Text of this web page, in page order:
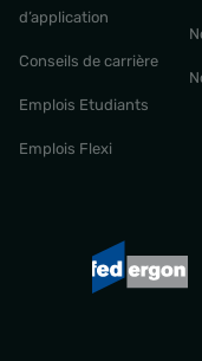
d’application
Conseils de carrière
Emplois Etudiants
Emplois Flexi